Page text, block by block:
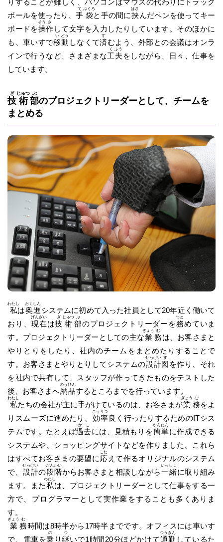
りすることが難 しく、パソコンはマウスの代わりにトラック
ボールを使ったり、手
て
袋
ぶくろ
と手の間に挟
はさ
んだペンを使ってキー
ボードを操
そう
作
さ
して文字を入力したりしています。そのほかに
も、車いすで移
い
動
どう
しなくて済
す
むよう、外部との会議はオンラ
インで行うなど、さまざまな工
く
夫
ふう
をしながら、日々、仕事を
しています。
技
ぎ
術
じゅつ
部
ぶ
のプロジェクトリーダーとして、チームを
まとめる
私
わたし
は奥
おく
進
しん
システムに初めて入った社員として20年近く働いて
おり、 現
げん
在
ざい
は技
ぎ
術
じゅつ
部
ぶ
のプロジェクトリーダーを務
つと
めていま
す。プロジェクトリーダーとしての主な業
ぎょう
務
む
は、お客さまと
やりとりをしたり、社内のチームをまとめたりすることで
す。お客さまとやりとりしてシステムの設
せっ
計
けい
図
ず
を作り、それ
を社内で共有して、スタッフが作ってきたものをテストした
後、お客さまへ納
のう
品
ひん
するところまでを行っています。
私
わたし
たちの会社が主に手がけているのは、お客さまが業
ぎょう
務
む
をよ
りスムーズに進めたり、 効
こう
率
りつ
良く行ったりするためのITシス
テムです。たとえば過
か
去
こ
には、見積もりを簡
かん
単
たん
に作成できる
システムや、ショッピングサイトなどを作りました。これら
はすべてお客さまの要望に 応
こた
えて作るオリジナルのシステム
で、 設
せっ
計
けい
の段
だん
階
かい
からお客さまと相談しながら一
いっ
緒
しょ
に取り組み
ます。また私
わたし
は、プロジェクトリーダーとして仕事をする一
方で、プログラマーとして実作業をすることも多くありま
す。
業
ぎょう
務
む
時間は8時半から17時半までです。オフィスには車いす
で、電車を乗
の
り継
つ
いで1時間20分ほどかけて通
つう
勤
きん
しているた